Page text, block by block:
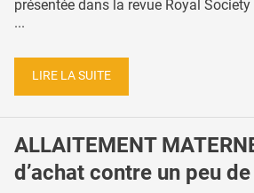
présentée dans la revue Royal
...
LIRE LA SUITE
ALLAITEMENT
d’achat contre un peu